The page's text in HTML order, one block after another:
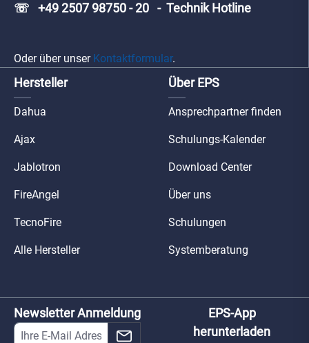
☏ +49 2507 98750 - 20 - Technik Hotline
Oder über unser Kontaktformular.
Hersteller
Dahua
Ajax
Jablotron
FireAngel
TecnoFire
Alle Hersteller
Über EPS
Ansprechpartner finden
Schulungs-Kalender
Download Center
Über uns
Schulungen
Systemberatung
Newsletter Anmeldung
EPS-App
herunterladen